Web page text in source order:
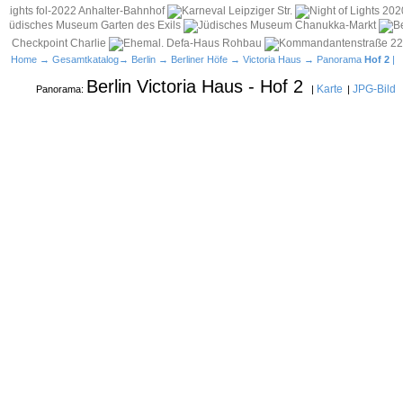
Home → Gesamtkatalog→ Berlin → Berliner Höfe → Victoria Haus → Panorama Hof 2 |
Panorama: Berlin Victoria Haus - Hof 2 | Karte | JPG-Bild